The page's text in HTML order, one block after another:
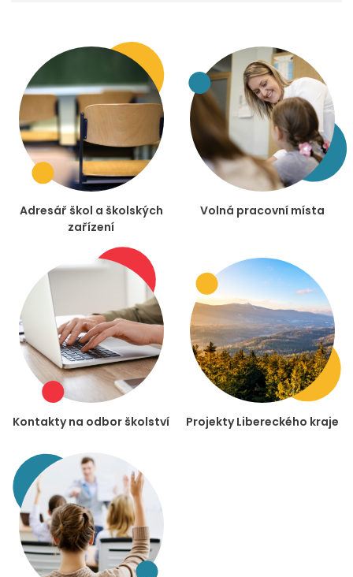
Adresář škol a školských
zařízení
Volná pracovní místa
Kontakty na odbor školství Projekty Libereckého kraje